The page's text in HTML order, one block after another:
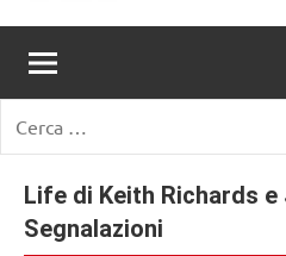
Un
Cuore
Tra
I
Libri
romanzi
romance
e
non
solo.
Recensioni,
anteprime,
per:
Life di Keith Richards e
Segnalazioni